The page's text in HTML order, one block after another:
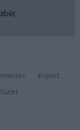
#riport